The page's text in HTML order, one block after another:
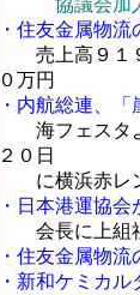
協議会加
・住友金属物
売上高９１
０万円
・内航総連、
海フェスタ
２０日
に横浜赤レ
・日本港運協
会長に上組
・住友金属物
・新和ケミカ